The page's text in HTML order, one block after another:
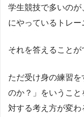
学生競技で多いの
にやっているトレー
それを答えることが
ただ受け身の練習
のか？」をいうこ
対する考え方が変わ